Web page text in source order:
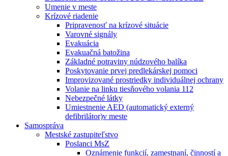
Umenie v meste
Krízové riadenie
Pripravenosť na krízové situácie
Varovné signály
Evakuácia
Evakuačná batožina
Základné potraviny núdzového balíka
Poskytovanie prvej predlekárskej pomoci
Improvizované prostriedky individuálnej ochrany
Volanie na linku tiesňového volania 112
Nebezpečné látky
Umiestnenie AED (automatický externý
defibrilátor)v meste
Samospráva
Mestské zastupiteľstvo
Poslanci MsZ
Oznámenie funkcií, zamestnaní, činností a